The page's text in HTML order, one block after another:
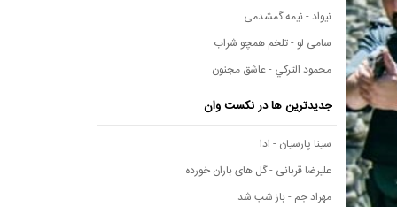
نیواد - نیمه گمشدمی
سامی لو - تلخم همچو شراب
محمود التركي - عاشق مجنون
جدیدترین ها در نکست وان
سینا پارسیان - ادا
علیرضا قربانی - گل های باران خورده
مهراد جم - باز شب شد